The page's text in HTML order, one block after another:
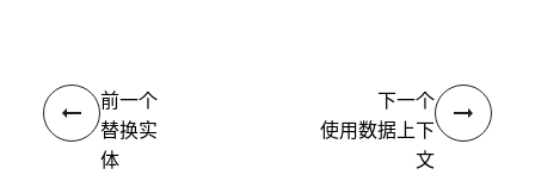
前一个
替换实
体
下一个
使用数据上下
文